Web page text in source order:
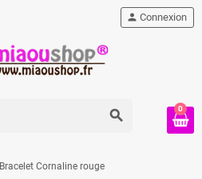
person Connexion
0
search
Bracelet Cornaline rouge